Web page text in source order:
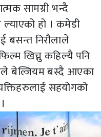
सामग्री भन्दै
हो । कमेडी
बसन्त निरौलाले
खिच्नु कहिल्यै पनि
बेल्जियम बस्दै आएका
सहयोगको